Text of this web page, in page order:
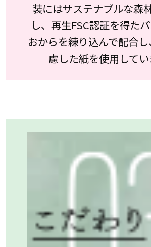
装にはサステナブルな森
し、再生FSC認証を得た
おからを練り込んで配合
慮した紙を使用してい